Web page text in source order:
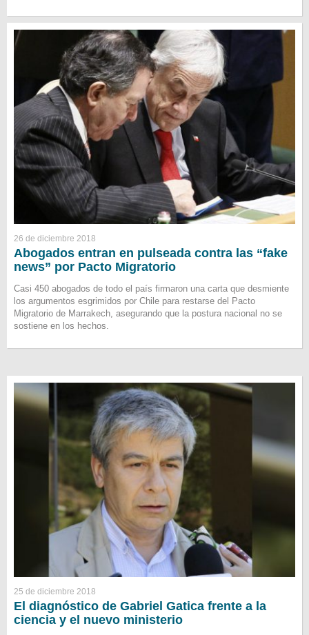
26 de diciembre 2018
Abogados entran en pulseada contra las “fake
news” por Pacto Migratorio
Casi 450 abogados de todo el país firmaron una carta que desmiente
los argumentos esgrimidos por Chile para restarse del Pacto
Migratorio de Marrakech, asegurando que la postura nacional no se
sostiene en los hechos.
25 de diciembre 2018
El diagnóstico de Gabriel Gatica frente a la
ciencia y el nuevo ministerio